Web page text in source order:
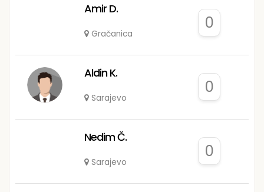
Amir D.
Gračanica
0
Aldin K.
Sarajevo
0
Nedim Č.
Sarajevo
0